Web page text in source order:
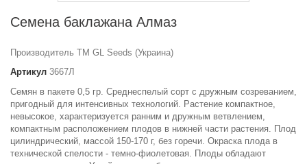
Семена баклажана Алмаз
Производитель ТМ GL Seeds (Украина)
Артикул 3667Л
Семян в пакете 0,5 гр. Среднеспелый сорт с дружным созреванием,
пригодный для интенсивных технологий. Растение компактное,
невысокое, характеризуется ранним и дружным ветвлением,
компактным расположением плодов в нижней части растения. Плод
цилиндрический, массой 150-170 г, без горечи. Окраска плода в
технической спелости - темно-фиолетовая. Плоды обладают